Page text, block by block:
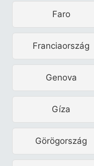
Faro
Franciaország
Genova
Gíza
Görögország